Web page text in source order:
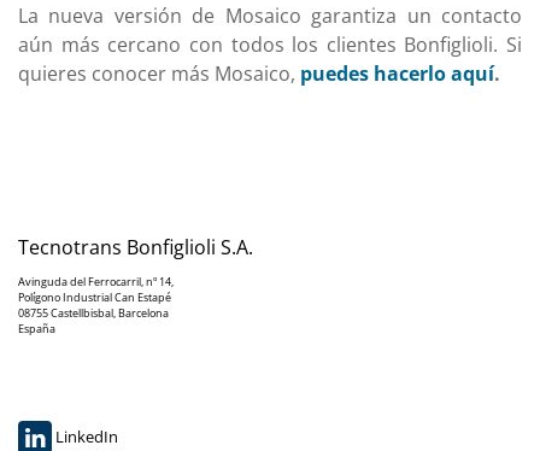
La nueva versión de Mosaico garantiza un contacto
aún más cercano con todos los clientes Bonfiglioli. Si
quieres conocer más Mosaico, puedes hacerlo aquí.
Tecnotrans Bonfiglioli S.A.
Avinguda del Ferrocarril, nº 14,
Polígono Industrial Can Estapé
08755 Castellbisbal, Barcelona
España
LinkedIn